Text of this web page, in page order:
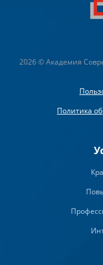
2026 © Академия
Политика